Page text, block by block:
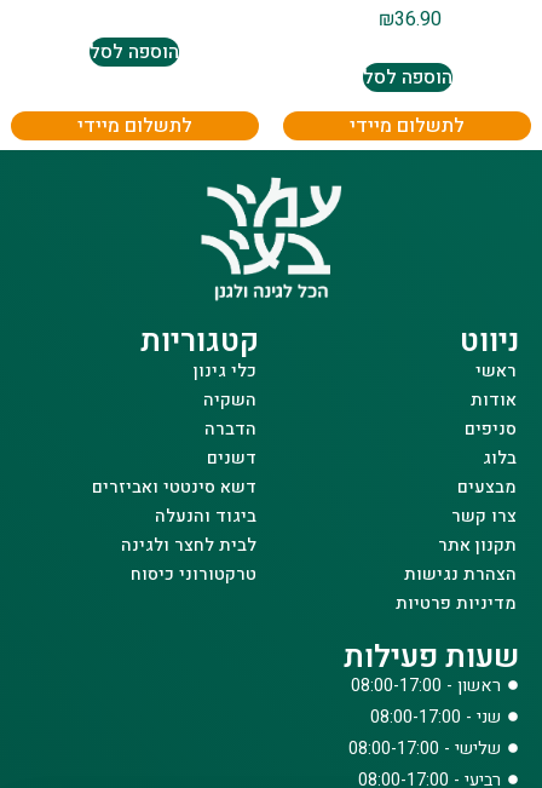
₪36.90
הוספה לסל
לתשלום מיידי
הוספה לסל
לתשלום מיידי
ניווט
ראשי
אודות
סניפים
בלוג
מבצעים
צרו קשר
תקנון אתר
הצהרת נגישות
מדיניות פרטיות
קטגוריות
כלי גינון
השקיה
הדברה
דשנים
דשא סינטטי ואביזרים
ביגוד והנעלה
לבית לחצר ולגינה
טרקטורוני כיסוח
שעות פעילות
ראשון - 08:00-17:00
שני - 08:00-17:00
שלישי - 08:00-17:00
רביעי - 08:00-17:00